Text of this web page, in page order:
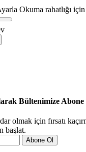
Okuma rahatlığı
Bültenimize
olmak için fırsatı
başlat.
Abone Ol